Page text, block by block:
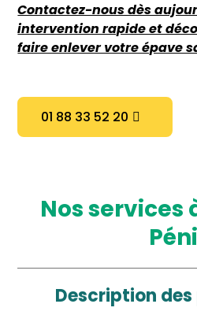
Contactez-nous dès
intervention rapide et
faire enlever votre épave
01 88 33 52 20
Nos services à Vaux-le-
Description